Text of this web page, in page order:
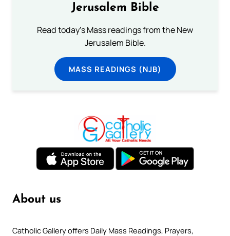
Jerusalem Bible
Read today's Mass readings from the New
Jerusalem Bible.
MASS READINGS (NJB)
About us
Catholic Gallery offers Daily Mass Readings, Prayers,